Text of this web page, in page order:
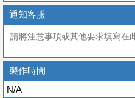
通知客服
製作時間
N/A